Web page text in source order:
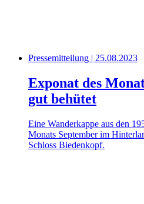
Pressemitteilung | 25.08.2023
Exponat des
gut behütet
Eine Wanderkappe aus den
Monats September im
Schloss Biedenkopf.